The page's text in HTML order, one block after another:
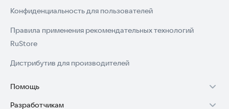
Конфиденциальность для пользователей
Правила применения рекомендательных технологий
RuStore
Дистрибутив для производителей
Помощь
Установка RuStore на TV
Разработчикам